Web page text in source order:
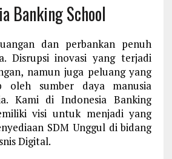
Banking School
dan perbankan penuh
Disrupsi inovasi yang terjadi
namun juga peluang yang
oleh sumber daya manusia
Kami di Indonesia Banking
visi untuk menjadi yang
SDM Unggul di bidang
Digital.